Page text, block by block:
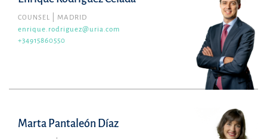
COUNSEL
MADRID
enrique.rodriguez@uria.com
+34915860550
Marta Pantaleón Díaz Marta Pantaleón Díaz